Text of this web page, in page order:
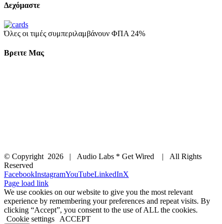
Δεχόμαστε
Όλες οι τιμές συμπεριλαμβάνουν ΦΠΑ 24%
Βρειτε Μας
© Copyright 2026 | Audio Labs * Get Wired | All Rights
Reserved
FacebookInstagramYouTubeLinkedInX
Page load link
We use cookies on our website to give you the most relevant
experience by remembering your preferences and repeat visits. By
clicking “Accept”, you consent to the use of ALL the cookies.
Cookie settings
ACCEPT